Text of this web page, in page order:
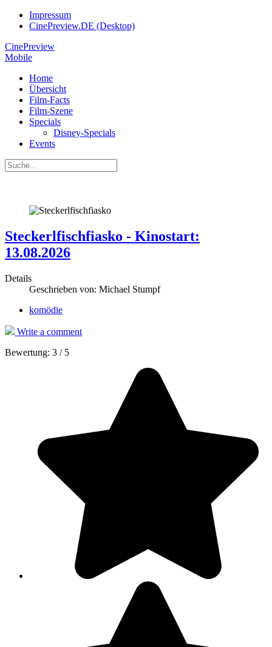
Impressum
CinePreview.DE (Desktop)
CinePreview
Mobile
Home
Übersicht
Film-Facts
Film-Szene
Specials
Disney-Specials
Events
Steckerlfischfiasko - Kinostart:
13.08.2026
Details
Geschrieben von: Michael Stumpf
komödie
Write a comment
Bewertung: 3 / 5